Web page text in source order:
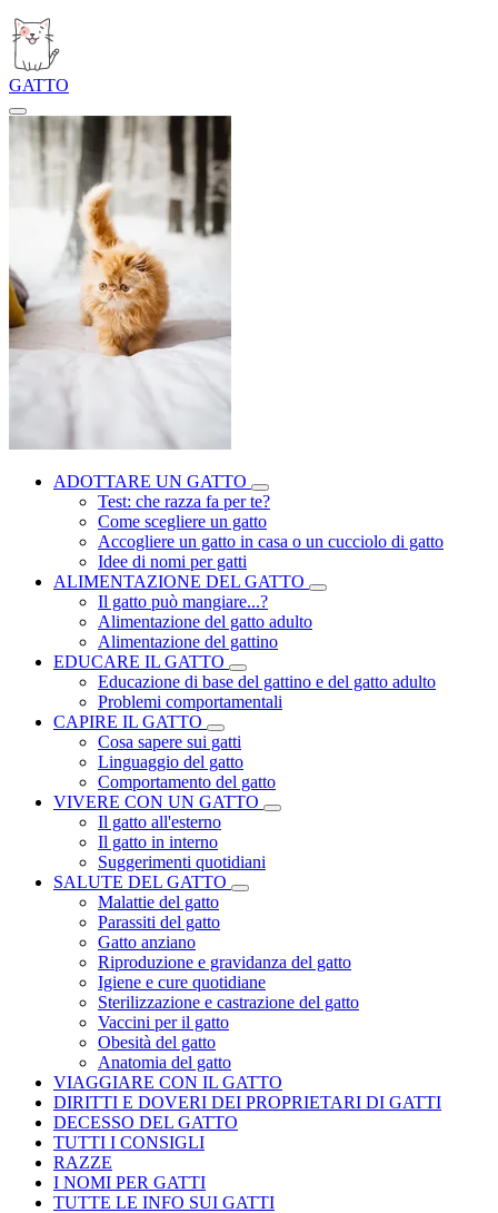
GATTO
ADOTTARE UN GATTO
Test: che razza fa per te?
Come scegliere un gatto
Accogliere un gatto in casa o un cucciolo di gatto
Idee di nomi per gatti
ALIMENTAZIONE DEL GATTO
Il gatto può mangiare...?
Alimentazione del gatto adulto
Alimentazione del gattino
EDUCARE IL GATTO
Educazione di base del gattino e del gatto adulto
Problemi comportamentali
CAPIRE IL GATTO
Cosa sapere sui gatti
Linguaggio del gatto
Comportamento del gatto
VIVERE CON UN GATTO
Il gatto all'esterno
Il gatto in interno
Suggerimenti quotidiani
SALUTE DEL GATTO
Malattie del gatto
Parassiti del gatto
Gatto anziano
Riproduzione e gravidanza del gatto
Igiene e cure quotidiane
Sterilizzazione e castrazione del gatto
Vaccini per il gatto
Obesità del gatto
Anatomia del gatto
VIAGGIARE CON IL GATTO
DIRITTI E DOVERI DEI PROPRIETARI DI GATTI
DECESSO DEL GATTO
TUTTI I CONSIGLI
RAZZE
I NOMI PER GATTI
TUTTE LE INFO SUI GATTI